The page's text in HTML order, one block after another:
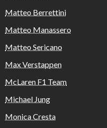
Matteo Berrettini
Matteo Manassero
Matteo Sericano
Max Verstappen
McLaren F1 Team
Michael Jung
Monica Cresta